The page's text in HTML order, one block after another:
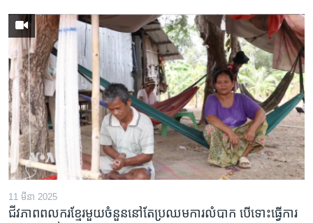
11 មីនា 2025
ជីវភាពពលករខ្មែរមួយចំនួននៅតែប្រឈមការលំបាក បើទោះធ្វើការ